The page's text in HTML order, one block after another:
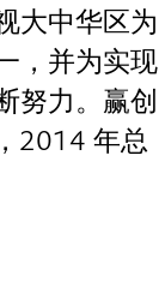
大中华区为
，并为实现
努力。赢创
2014 年总